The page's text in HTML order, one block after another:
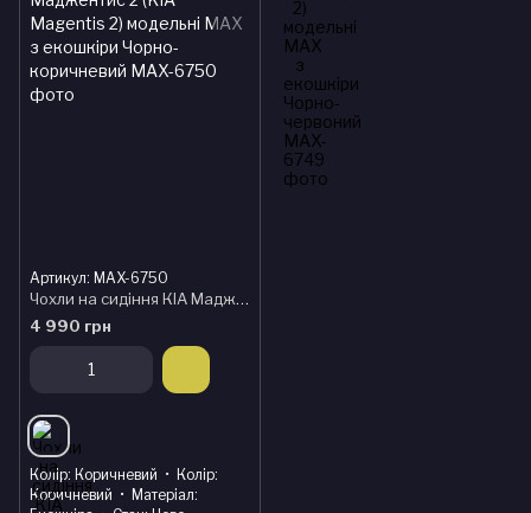
Артикул: MAX-6750
Чохли на сидіння КІА Маджентис 2 (KIA Magentis 2) модельні MAX з екошкіри Чорно-коричневий
4 990 грн
Колір Коричневий
Колір
Коричневий
Матеріал